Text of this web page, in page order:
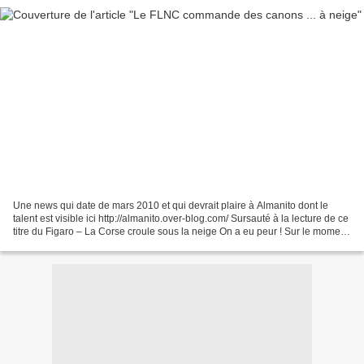
Une news qui date de mars 2010 et qui devrait plaire à Almanito dont le
talent est visible ici http://almanito.over-blog.com/ Sursauté à la lecture de ce
titre du Figaro – La Corse croule sous la neige On a eu peur ! Sur le moment